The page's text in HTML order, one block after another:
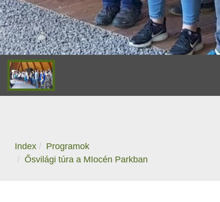
Index
Programok
Ősvilági túra a MIocén Parkban